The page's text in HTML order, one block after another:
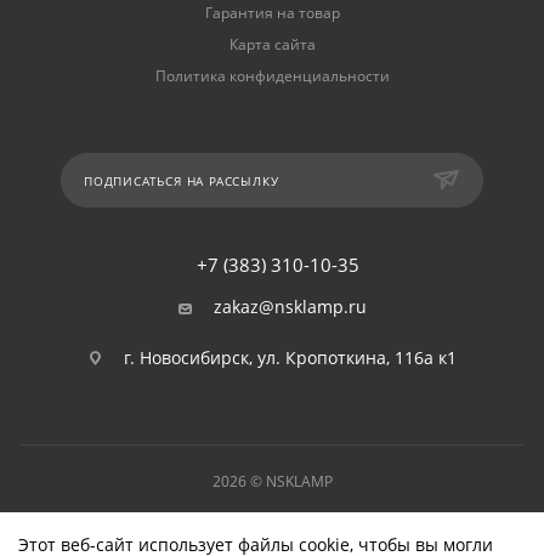
Гарантия на товар
Карта сайта
Политика конфиденциальности
ПОДПИСАТЬСЯ НА РАССЫЛКУ
+7 (383) 310-10-35
zakaz@nsklamp.ru
г. Новосибирск, ул. Кропоткина, 116а к1
2026 © NSKLAMP
Этот веб-сайт использует файлы cookie, чтобы вы могли